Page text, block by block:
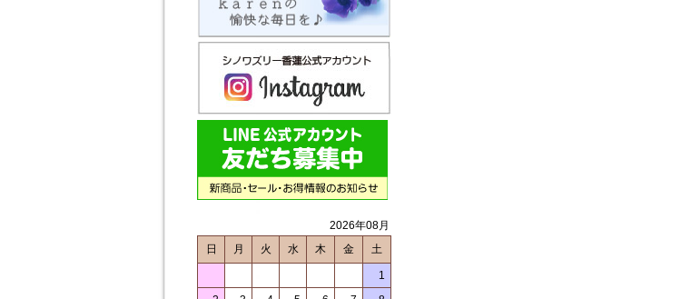
2026年08月
日
月 火 水 木 金 土
1